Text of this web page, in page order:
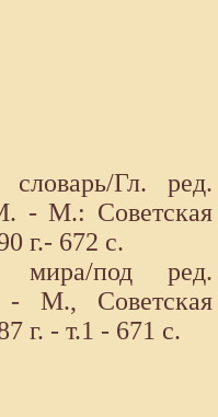
Гл. ред.
- М.: Советская
г.- 672 с.
под ред.
М., Советская
г. - т.1 - 671 с.